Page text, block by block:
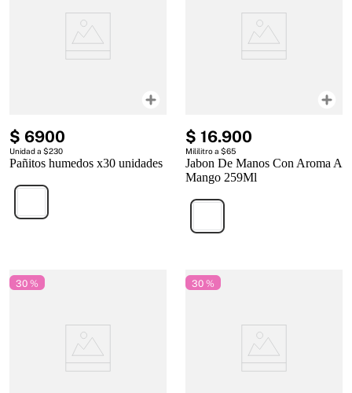
$ 6900
Unidad a $230
Pañitos humedos x30 unidades
$ 16.900
Mililitro a $65
Jabon De Manos Con Aroma A
Mango 259Ml
30 % 30 %